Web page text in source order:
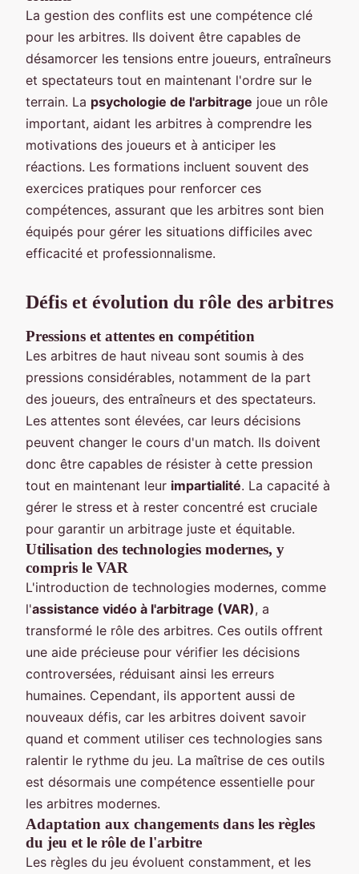
La gestion des conflits est une compétence clé
pour les arbitres. Ils doivent être capables de
désamorcer les tensions entre joueurs, entraîneurs
et spectateurs tout en maintenant l'ordre sur le
terrain. La psychologie de l'arbitrage joue un rôle
important, aidant les arbitres à comprendre les
motivations des joueurs et à anticiper les
réactions. Les formations incluent souvent des
exercices pratiques pour renforcer ces
compétences, assurant que les arbitres sont bien
équipés pour gérer les situations difficiles avec
efficacité et professionnalisme.
Défis et évolution du rôle des arbitres
Pressions et attentes en compétition
Les arbitres de haut niveau sont soumis à des
pressions considérables, notamment de la part
des joueurs, des entraîneurs et des spectateurs.
Les attentes sont élevées, car leurs décisions
peuvent changer le cours d'un match. Ils doivent
donc être capables de résister à cette pression
tout en maintenant leur impartialité. La capacité à
gérer le stress et à rester concentré est cruciale
pour garantir un arbitrage juste et équitable.
Utilisation des technologies modernes, y
compris le VAR
L'introduction de technologies modernes, comme
l'assistance vidéo à l'arbitrage (VAR), a
transformé le rôle des arbitres. Ces outils offrent
une aide précieuse pour vérifier les décisions
controversées, réduisant ainsi les erreurs
humaines. Cependant, ils apportent aussi de
nouveaux défis, car les arbitres doivent savoir
quand et comment utiliser ces technologies sans
ralentir le rythme du jeu. La maîtrise de ces outils
est désormais une compétence essentielle pour
les arbitres modernes.
Adaptation aux changements dans les règles
du jeu et le rôle de l'arbitre
Les règles du jeu évoluent constamment, et les